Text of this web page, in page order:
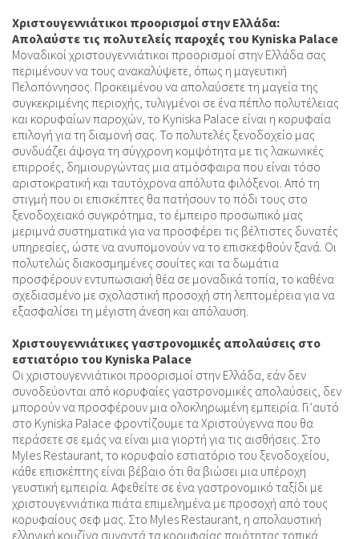
Χριστουγεννιάτικοι προορισμοί στην Ελλάδα:
Απολαύστε τις πολυτελείς παροχές του Kyniska Palace
Μοναδικοί χριστουγεννιάτικοι προορισμοί στην Ελλάδα σας
περιμένουν να τους ανακαλύψετε, όπως η μαγευτική
Πελοπόννησος. Προκειμένου να απολαύσετε τη μαγεία της
συγκεκριμένης περιοχής, τυλιγμένοι σε ένα πέπλο πολυτέλειας
και κορυφαίων παροχών, το Kyniska Palace είναι η κορυφαία
επιλογή για τη διαμονή σας. Το πολυτελές ξενοδοχείο μας
συνδυάζει άψογα τη σύγχρονη κομψότητα με τις λακωνικές
επιρροές, δημιουργώντας μια ατμόσφαιρα που είναι τόσο
αριστοκρατική και ταυτόχρονα απόλυτα φιλόξενοι. Από τη
στιγμή που οι επισκέπτες θα πατήσουν το πόδι τους στο
ξενοδοχειακό συγκρότημα, το έμπειρο προσωπικό μας
μεριμνά συστηματικά για να προσφέρει τις βέλτιστες δυνατές
υπηρεσίες, ώστε να ανυπομονούν να το επισκεφθούν ξανά. Οι
πολυτελώς διακοσμημένες σουίτες και τα δωμάτια
προσφέρουν εντυπωσιακή θέα σε μοναδικά τοπία, το καθένα
σχεδιασμένο με σχολαστική προσοχή στη λεπτομέρεια για να
εξασφαλίσει τη μέγιστη άνεση και απόλαυση.
Χριστουγεννιάτικες γαστρονομικές απολαύσεις στο
εστιατόριο του Kyniska Palace
Οι χριστουγεννιάτικοι προορισμοί στην Ελλάδα, εάν δεν
συνοδεύονται από κορυφαίες γαστρονομικές απολαύσεις, δεν
μπορούν να προσφέρουν μια ολοκληρωμένη εμπειρία. Γι’αυτό
στο Kyniska Palace φροντίζουμε τα Χριστούγεννα που θα
περάσετε σε εμάς να είναι μια γιορτή για τις αισθήσεις. Στο
Myles Restaurant, το κορυφαίο εστιατόριο του ξενοδοχείου,
κάθε επισκέπτης είναι βέβαιο ότι θα βιώσει μια υπέροχη
γευστική εμπειρία. Αφεθείτε σε ένα γαστρονομικό ταξίδι με
χριστουγεννιάτικα πιάτα επιμελημένα με προσοχή από τους
κορυφαίους σεφ μας. Στο Myles Restaurant, η απολαυστική
ελληνική κουζίνα συναντά τα κορυφαίας ποιότητας τοπικά